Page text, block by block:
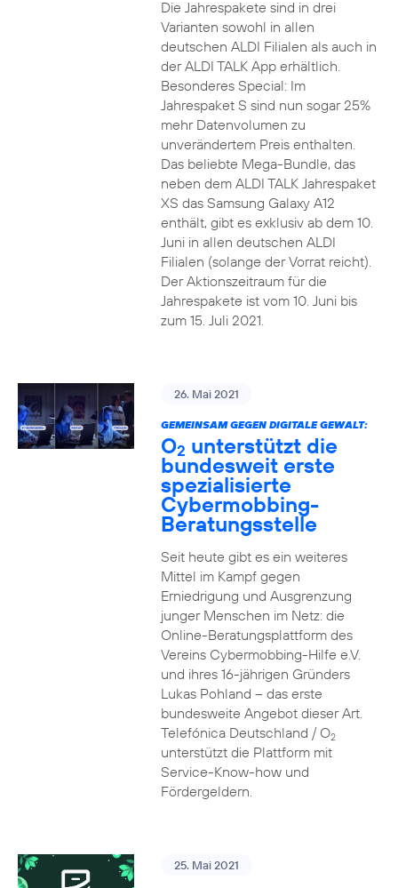
Die Jahrespakete sind in drei
Varianten sowohl in allen
deutschen ALDI Filialen als auch in
der ALDI TALK App erhältlich.
Besonderes Special: Im
Jahrespaket S sind nun sogar 25%
mehr Datenvolumen zu
unverändertem Preis enthalten.
Das beliebte Mega-Bundle, das
neben dem ALDI TALK Jahrespaket
XS das Samsung Galaxy A12
enthält, gibt es exklusiv ab dem 10.
Juni in allen deutschen ALDI
Filialen (solange der Vorrat reicht).
Der Aktionszeitraum für die
Jahrespakete ist vom 10. Juni bis
zum 15. Juli 2021.
26. Mai 2021
GEMEINSAM GEGEN DIGITALE GEWALT:
O2 unterstützt die
bundesweit erste
spezialisierte
Cybermobbing-
Beratungsstelle
Seit heute gibt es ein weiteres
Mittel im Kampf gegen
Erniedrigung und Ausgrenzung
junger Menschen im Netz: die
Online-Beratungsplattform des
Vereins Cybermobbing-Hilfe e.V.
und ihres 16-jährigen Gründers
Lukas Pohland – das erste
bundesweite Angebot dieser Art.
Telefónica Deutschland / O2
unterstützt die Plattform mit
Service-Know-how und
Fördergeldern.
25. Mai 2021